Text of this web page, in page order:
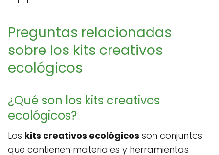
Preguntas relacionadas
sobre los kits creativos
ecológicos
¿Qué son los kits creativos
ecológicos?
Los kits creativos ecológicos son conjuntos
que contienen materiales y herramientas